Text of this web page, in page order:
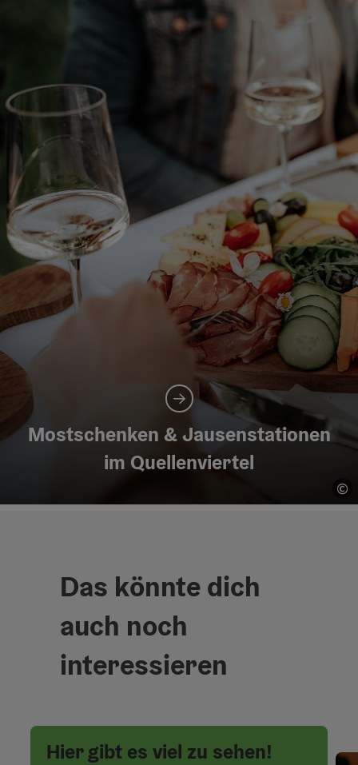
Mostschenken & Jausenstationen
im Quellenviertel
©
Das könnte dich
auch noch
interessieren
Hier gibt es viel zu sehen!